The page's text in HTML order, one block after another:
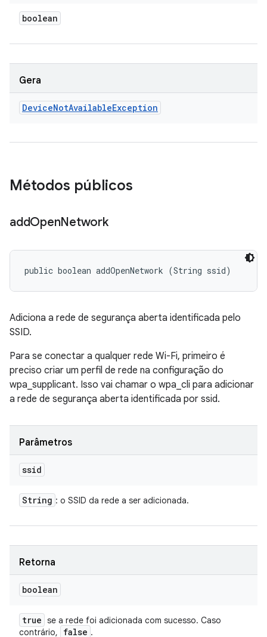
boolean
Gera
DeviceNotAvailableException
Métodos públicos
addOpenNetwork
public boolean addOpenNetwork (String ssid)
Adiciona a rede de segurança aberta identificada pelo
SSID.
Para se conectar a qualquer rede Wi-Fi, primeiro é
preciso criar um perfil de rede na configuração do
wpa_supplicant. Isso vai chamar o wpa_cli para adicionar
a rede de segurança aberta identificada por ssid.
Parâmetros
ssid
String : o SSID da rede a ser adicionada.
Retorna
boolean
true se a rede foi adicionada com sucesso. Caso
contrário,
false .